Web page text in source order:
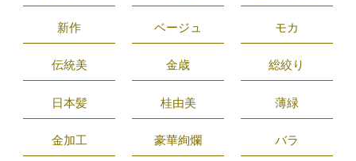
新作 ベージュ モカ
伝統美 金歳 総絞り
日本髪 桂由美 薄緑
金加工 豪華絢爛 バラ